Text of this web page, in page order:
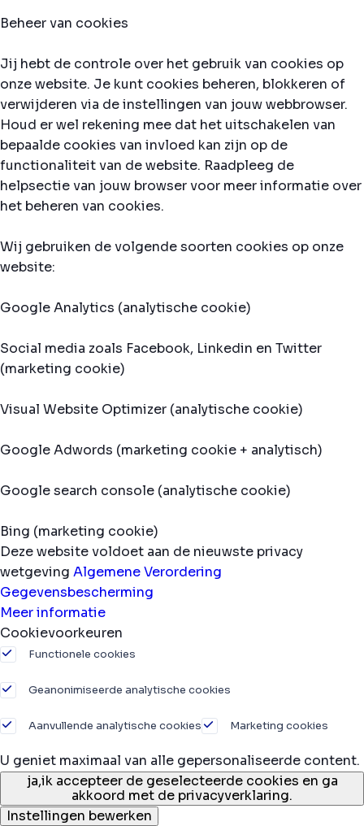
Beheer van cookies
Jij hebt de controle over het gebruik van cookies op
onze website. Je kunt cookies beheren, blokkeren of
verwijderen via de instellingen van jouw webbrowser.
Houd er wel rekening mee dat het uitschakelen van
bepaalde cookies van invloed kan zijn op de
functionaliteit van de website. Raadpleeg de
helpsectie van jouw browser voor meer informatie over
het beheren van cookies.
Wij gebruiken de volgende soorten cookies op onze
website:
Google Analytics (analytische cookie)
Social media zoals Facebook, Linkedin en Twitter
(marketing cookie)
Visual Website Optimizer (analytische cookie)
Google Adwords (marketing cookie + analytisch)
Google search console (analytische cookie)
Bing (marketing cookie)
Deze website voldoet aan de nieuwste privacy
wetgeving Algemene Verordering
Gegevensbescherming
Meer informatie
Cookievoorkeuren
Functionele cookies
Geanonimiseerde analytische cookies
Aanvullende analytische cookies Marketing cookies
U geniet maximaal van alle gepersonaliseerde content.
ja,ik accepteer de geselecteerde cookies en ga
akkoord met de privacyverklaring.
Instellingen bewerken